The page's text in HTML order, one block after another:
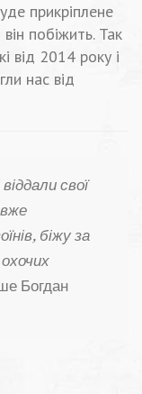
прикріплене
він побіжить. Так
від 2014 року і
нас від
свої
біжу за
Богдан